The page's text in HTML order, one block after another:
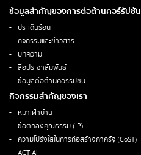
ข้อมูลสำคัญของการต่อต้านคอร์รัปชัน
ประเด็นร้อน
กิจกรรมและข่าวสาร
บทความ
สื่อประชาสัมพันธ์
ข้อมูลต่อต้านคอร์รัปชัน
กิจกรรมสำคัญของเรา
หมาเฝ้าบ้าน
ข้อตกลงคุณธรรม (IP)
ความโปร่งใสในการก่อสร้างภาครัฐ (CoST)
ACT Ai